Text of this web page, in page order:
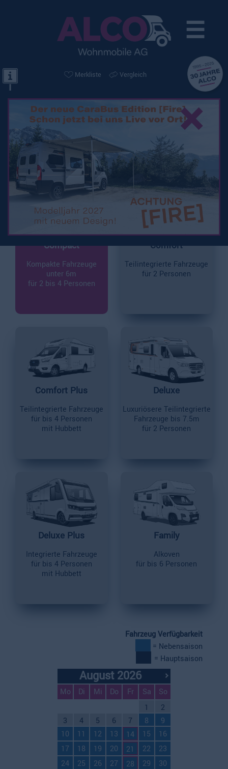
☰
×
Merkliste Vergleich
Mietflotte
Compact
Kompakte Fahrzeuge
unter 6m
für 2 bis 4 Personen
Comfort
Teilintegrierte Fahrzeuge
für 2 Personen
Comfort Plus
Teilintegrierte Fahrzeuge
für bis 4 Personen
mit Hubbett
Deluxe
Luxuriösere Teilintegrierte
Fahrzeuge bis 7.5m
für 2 Personen
Deluxe Plus
Integrierte Fahrzeuge
für bis 4 Personen
mit Hubbett
Family
Alkoven
für bis 6 Personen
Fahrzeug Verfügbarkeit
= Nebensaison
= Hauptsaison
August 2026
Mo Di Mi Do Fr Sa
So
1
2
3
4 5 6 7 8
9
10
11 12 13 14 15
16
17
18 19 20 21 22
23
24
25 26 27 28 29
30